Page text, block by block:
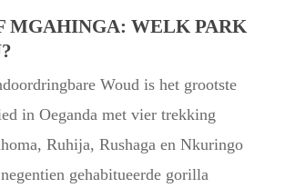
MGAHINGA: WELK PARK
Woud is het grootste
in Oeganda met vier trekking
Ruhija, Rushaga en Nkuringo
gehabitueerde gorilla